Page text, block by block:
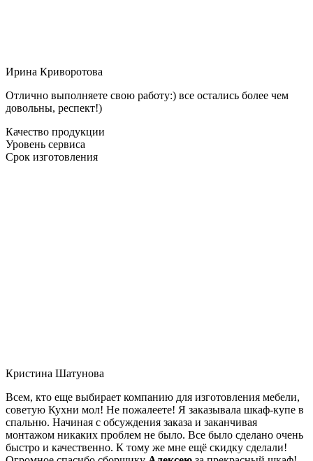
Ирина Криворотова
Отлично выполняете свою работу:) все остались более чем
довольны, респект!)
Качество продукции
Уровень сервиса
Срок изготовления
Кристина Шатунова
Всем, кто еще выбирает компанию для изготовления мебели,
советую Кухни мол! Не пожалеете! Я заказывала шкаф-купе в
спальню. Начиная с обсуждения заказа и заканчивая
монтажом никаких проблем не было. Все было сделано очень
быстро и качественно. К тому же мне ещё скидку сделали!